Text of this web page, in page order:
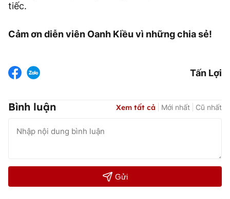
tiếc.
Cảm ơn diễn viên Oanh Kiều vì những chia sẻ!
Tấn Lợi
Bình luận Xem tất cả Mới nhất Cũ nhất
Gửi